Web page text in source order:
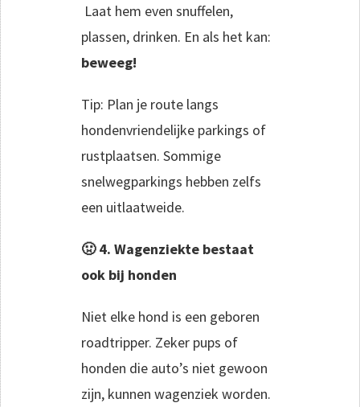
Laat hem even snuffelen,
plassen, drinken. En als het kan:
beweeg!
Tip: Plan je route langs
hondenvriendelijke parkings of
rustplaatsen. Sommige
snelwegparkings hebben zelfs
een uitlaatweide.
🤢 4. Wagenziekte bestaat
ook bij honden
Niet elke hond is een geboren
roadtripper. Zeker pups of
honden die auto’s niet gewoon
zijn, kunnen wagenziek worden.